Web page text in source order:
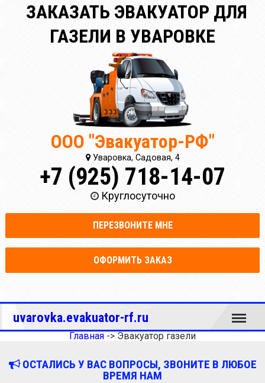
ЗАКАЗАТЬ ЭВАКУАТОР ДЛЯ
ГАЗЕЛИ В УВАРОВКЕ
ООО "Эвакуатор-РФ"
Уваровка, Садовая, 4
+7 (925) 718-14-07
Круглосуточно
ПЕРЕЗВОНИТЕ МНЕ
ОФОРМИТЬ ЗАКАЗ
uvarovka.evakuator-rf.ru Меню
Главная -> Эвакуатор газели
ОСТАЛИСЬ У ВАС ВОПРОСЫ, ЗВОНИТЕ В ЛЮБОЕ
ВРЕМЯ НАМ